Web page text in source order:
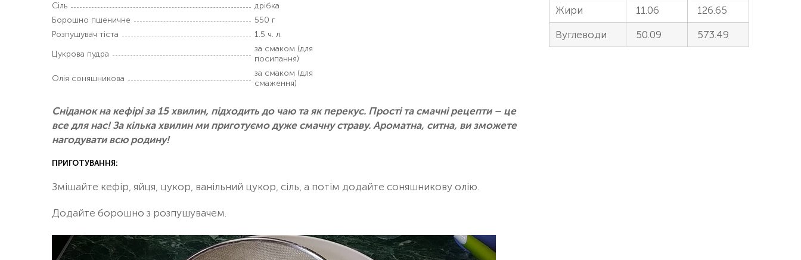
Сіль
дрібка
Борошно пшеничне
550 г
Розпушувач тіста
1.5 ч. л.
Цукрова пудра
за смаком (для
посипання)
Олія соняшникова
за смаком (для
смаження)
Сніданок на кефірі за 15 хвилин, підходить до чаю та як перекус. Прості та смачні рецепти – це
все для нас! За кілька хвилин ми приготуємо дуже смачну страву. Ароматна, ситна, ви зможете
нагодувати всю родину!
ПРИГОТУВАННЯ:
Змішайте кефір, яйця, цукор, ванільний цукор, сіль, а потім додайте соняшникову олію.
Додайте борошно з розпушувачем.
Жири 11.06 126.65
Вуглеводи 50.09 573.49